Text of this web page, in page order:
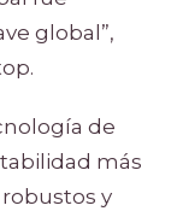
global”,
de
más
y